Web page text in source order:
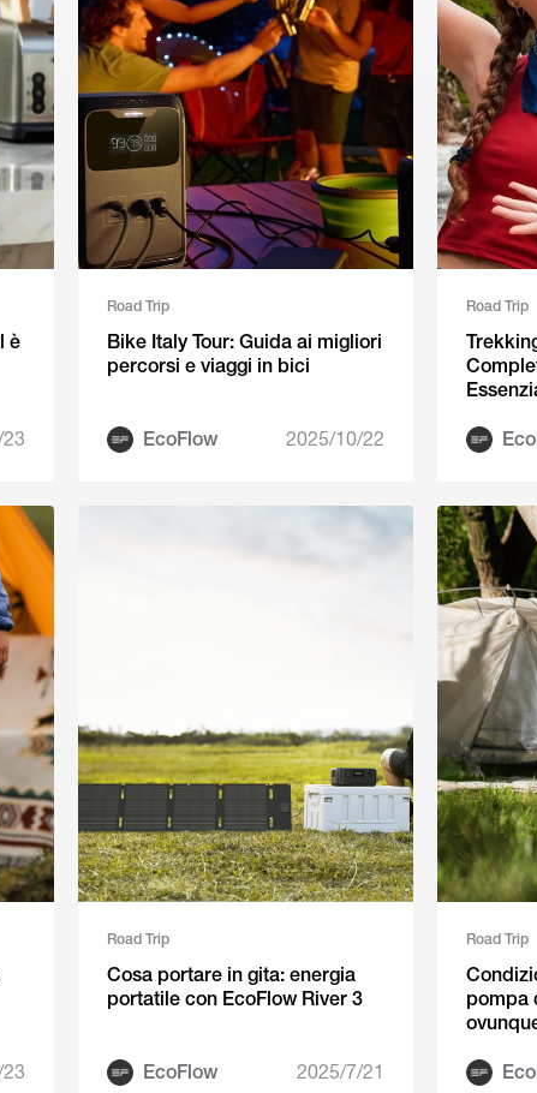
è
Road Trip
Bike Italy Tour: Guida ai migliori
percorsi e viaggi in bici
EcoFlow 2025/10/22
Road Trip
Road Trip
Cosa portare in gita: energia
portatile con EcoFlow River 3
EcoFlow 2025/7/21
Road Trip
pompa